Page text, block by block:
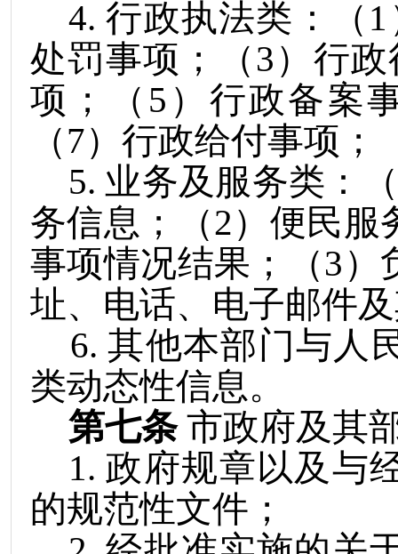
4.行政执法类：（ 1
处罚事项；（3）行
项；（ 5 ）行政备案
（7）行政给付事项；
5. 业务及服务类：
务信息；（2）便民服
事项情况结果；（3）
址、电话、电子邮件
6.其他本部门与人
类动态性信息。
第七条 市政府及其
1. 政府规章以及与
的规范性文件；